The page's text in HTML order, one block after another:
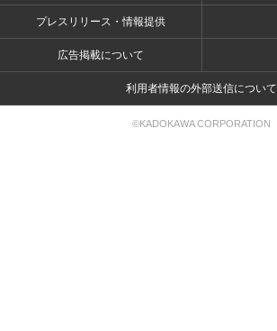
プレスリリース・情報提供
広告掲載について
利用者情報の外部送信について
©KADOKAWA CORPORATION